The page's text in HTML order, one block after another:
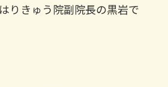
りきゅう院副院長の黒岩で